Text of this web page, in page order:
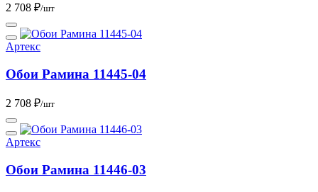
2 708 ₽/шт
Артекс
Обои Рамина 11445-04
2 708 ₽/шт
Артекс
Обои Рамина 11446-03